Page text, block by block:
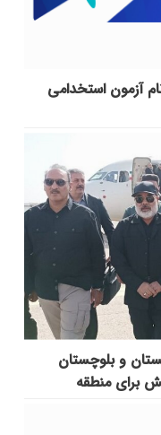
آزمون استخدامی
و بلوچستان
برای منطقه